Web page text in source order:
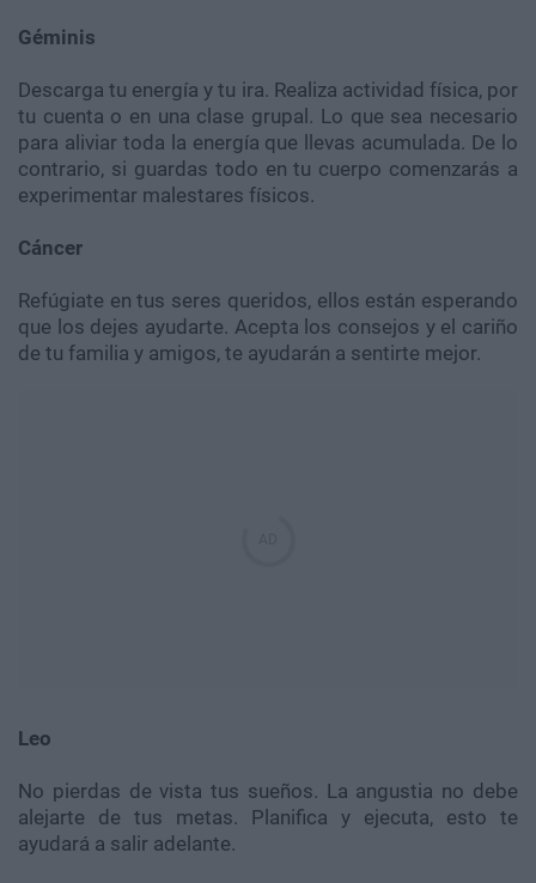
Géminis
Descarga tu energía y tu ira. Realiza actividad física, por
tu cuenta o en una clase grupal. Lo que sea necesario
para aliviar toda la energía que llevas acumulada. De lo
contrario, si guardas todo en tu cuerpo comenzarás a
experimentar malestares físicos.
Cáncer
Refúgiate en tus seres queridos, ellos están esperando
que los dejes ayudarte. Acepta los consejos y el cariño
de tu familia y amigos, te ayudarán a sentirte mejor.
Leo
No pierdas de vista tus sueños. La angustia no debe
alejarte de tus metas. Planifica y ejecuta, esto te
ayudará a salir adelante.